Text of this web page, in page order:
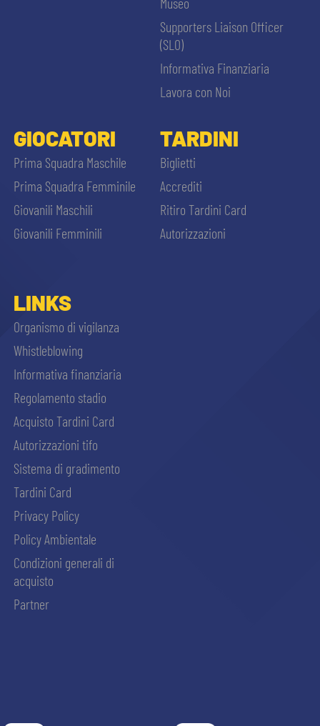
Supporters Liaison Officer
(SLO)
Informativa Finanziaria
Lavora con Noi
GIOCATORI
Prima Squadra Maschile
Prima Squadra Femminile
Giovanili Maschili
Giovanili Femminili
TARDINI
Biglietti
Accrediti
Ritiro Tardini Card
Autorizzazioni
LINKS
Organismo di vigilanza
Whistleblowing
Informativa finanziaria
Regolamento stadio
Acquisto Tardini Card
Autorizzazioni tifo
Sistema di gradimento
Tardini Card
Privacy Policy
Policy Ambientale
Condizioni generali di
acquisto
Partner